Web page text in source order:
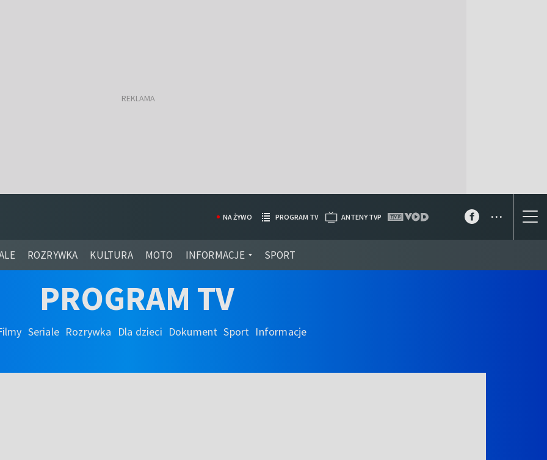
ROZRYWKA KULTURA MOTO INFORMACJE SPORT
NA ŻYWO PROGRAM TV ANTENY TVP ...
PROGRAM TV
Seriale Rozrywka Dla dzieci Dokument Sport Informacje